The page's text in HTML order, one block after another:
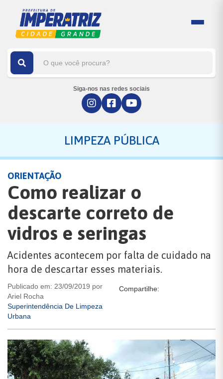
Siga-nos nas redes sociais
LIMPEZA PÚBLICA
ORIENTAÇÃO
Como realizar o
descarte correto de
vidros e seringas
Acidentes acontecem por falta de cuidado na
hora de descartar esses materiais.
Publicado em: 23/09/2019 por
Ariel Rocha
Superintendência De Limpeza
Urbana
Compartilhe: